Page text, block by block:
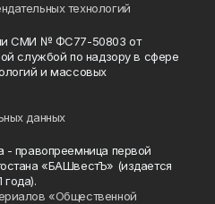
технологий
СМИ № ФС77-50803 от
службой по надзору в сфере
и массовых
данных
- правопреемница первой
«БАШвестЪ» (издается
«Общественной